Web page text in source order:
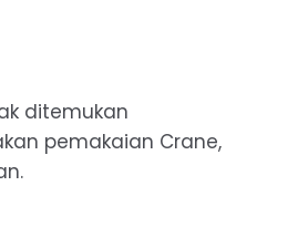
ditemukan
pemakaian Crane,